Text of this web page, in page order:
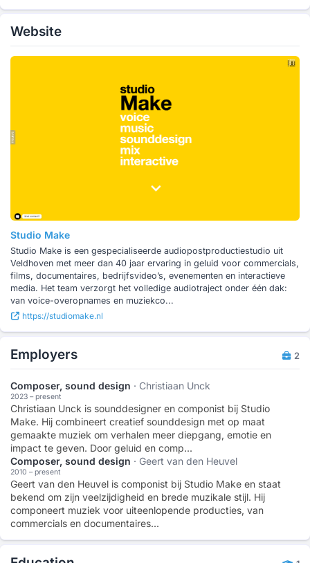
Website
Studio Make
Studio Make is een gespecialiseerde audiopostproductiestudio uit
Veldhoven met meer dan 40 jaar ervaring in geluid voor commercials,
films, documentaires, bedrijfsvideo’s, evenementen en interactieve
media. Het team verzorgt het volledige audiotraject onder één dak:
van voice-overopnames en muziekco...
https://studiomake.nl
Employers 2
Composer, sound design · Christiaan Unck
2023 – present
Christiaan Unck is sounddesigner en componist bij Studio
Make. Hij combineert creatief sounddesign met op maat
gemaakte muziek om verhalen meer diepgang, emotie en
impact te geven. Door geluid en comp...
Composer, sound design · Geert van den Heuvel
2010 – present
Geert van den Heuvel is componist bij Studio Make en staat
bekend om zijn veelzijdigheid en brede muzikale stijl. Hij
componeert muziek voor uiteenlopende producties, van
commercials en documentaires...